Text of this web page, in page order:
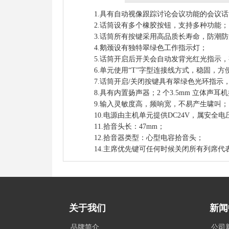
1.具有自动视像跟踪讨论会议功能的会议
2.话筒设有多个橡胶按钮，支持多种功能；
3.话筒所有按键采用高品质长寿命，防潮
4.鹅颈设有独特翠绿色工作指示灯；
5.话筒开启后开关会自动发背光红光指示
6.单元使用“T”字型连接线方式，稳固，方
7.话筒开启/关闭按键具有翠绿色光环指示
8.具有内置扬声器；2 个3.5mm 立体声耳
9.输入灵敏度高，频响宽，不易产生啸叫；
10.电源由主机单元提供DC24V，属安全电
11.拾音头长：47mm；
12.拾音器类型：心型电容拾音头；
14.主席优先键可任何时候关闭所有列席代
关于我们
品牌简介
新
公司